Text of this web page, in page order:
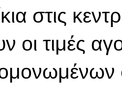
στις
οι τιμές